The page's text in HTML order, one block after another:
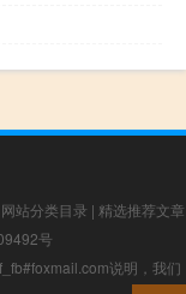
网站分类目录 | 精选推荐文章
号
说明，我们